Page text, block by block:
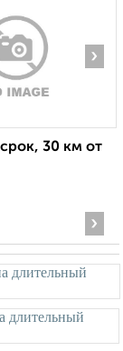
›
30 км от
›